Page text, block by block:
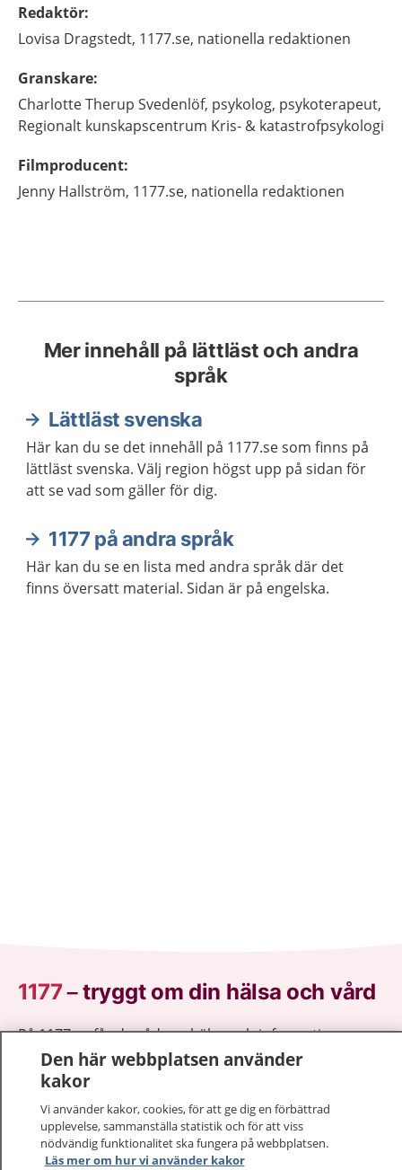
Redaktör:
Lovisa Dragstedt, 1177.se, nationella redaktionen
Granskare:
CharlotteTherup Svedenlöf, psykolog, psykoterapeut,
Regionalt kunskapscentrum Kris- & katastrofpsykologi
Filmproducent:
Jenny Hallström, 1177.se, nationella redaktionen
Mer innehåll på lättläst och andra
språk
Lättläst svenska
Här kan du se det innehåll på 1177.se som finns på
lättläst svenska. Välj region högst upp på sidan för
att se vad som gäller för dig.
1177 på andra språk
Här kan du se en lista med andra språk där det
finns översatt material. Sidan är på engelska.
1177–tryggt om din hälsa och vård
På 1177.se får du råd om hälsa och information om
sjukdomar och vilka mottagningar du kan kontakta.
Logga in för att läsa din journal och göra dina
sjukvårdsrådgivning dygnet runt.
1177 ger dig råd när du vill må bättre.
Den här webbplatsen använder
kakor
Vi använder kakor, cookies, för att ge dig en förbättrad
upplevelse, sammanställa statistik och för att viss
nödvändig funktionalitet ska fungera på webbplatsen.
Läs mer om hur vi använder kakor